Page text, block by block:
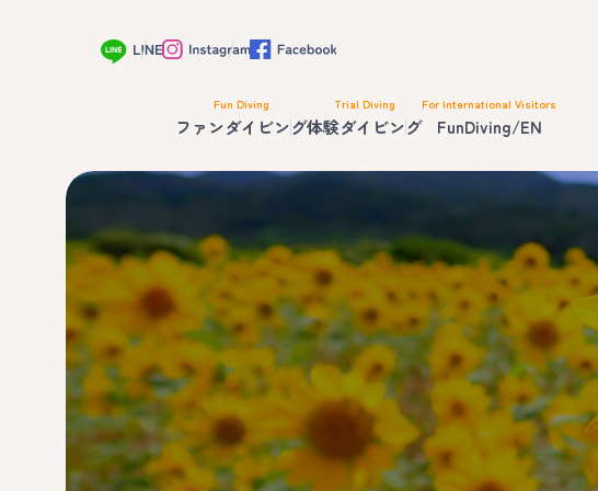
Fun Diving
ファンダイビング
Trial Diving
体験ダイビング
For International Visitors
FunDiving/EN